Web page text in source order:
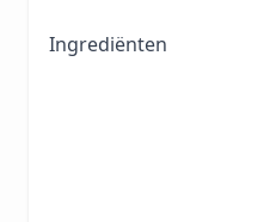
Ingrediënten